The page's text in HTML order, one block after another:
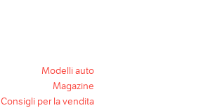
Modelli auto
Magazine
Consigli per la vendita